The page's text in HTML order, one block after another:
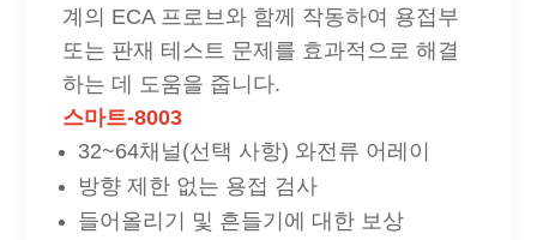
계의 ECA 프로브와 함께 작동하여 용접부
또는 판재 테스트 문제를 효과적으로 해결
하는 데 도움을 줍니다.
스마트-8003
32~64채널(선택 사항) 와전류 어레이
방향 제한 없는 용접 검사
들어올리기 및 흔들기에 대한 보상